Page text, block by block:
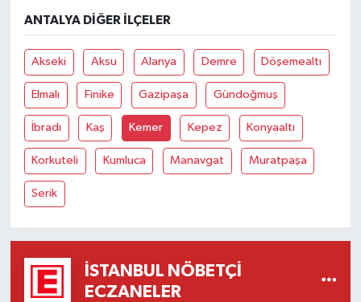
ANTALYA DIĞER İLÇELER
Akseki Aksu Alanya Demre Döşemealtı
Elmalı Finike Gazipaşa Gündoğmuş
İbradı Kaş Kemer Kepez Konyaaltı
Korkuteli Kumluca Manavgat Muratpaşa
Serik
İSTANBUL NÖBETÇI
ECZANELER